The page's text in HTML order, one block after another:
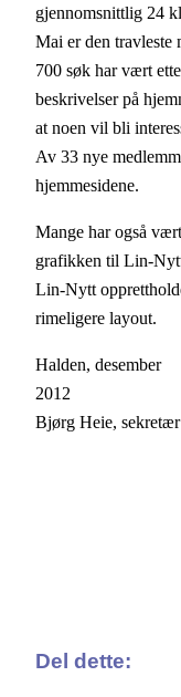
gjennomsnittlig 24
Mai er den travleste
700 søk har vært
beskrivelser på
at noen vil bli
Av 33 nye
hjemmesidene.
Mange har også
grafikken til Lin-
Lin-Nytt
rimeligere layout.
Halden, desember
Bjørg Heie, sekretær
Del dette: